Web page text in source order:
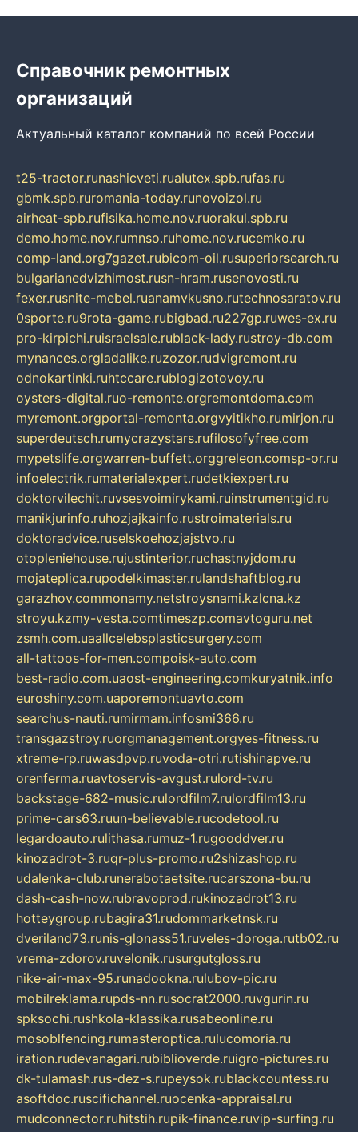
Справочник ремонтных
организаций
Актуальный каталог компаний по всей России
t25-tractor.runashicveti.rualutex.spb.rufas.ru
gbmk.spb.ruromania-today.runovoizol.ru
airheat-spb.rufisika.home.nov.ruorakul.spb.ru
demo.home.nov.rumnso.ruhome.nov.rucemko.ru
comp-land.org7gazet.rubicom-oil.rusuperiorsearch.ru
bulgarianedvizhimost.rusn-hram.rusenovosti.ru
fexer.rusnite-mebel.ruanamvkusno.rutechnosaratov.ru
0sporte.ru9rota-game.rubigbad.ru227gp.ruwes-ex.ru
pro-kirpichi.ruisraelsale.rublack-lady.rustroy-db.com
mynances.orgladalike.ruzozor.rudvigremont.ru
odnokartinki.ruhtccare.rublogizotovoy.ru
oysters-digital.ruo-remonte.orgremontdoma.com
myremont.orgportal-remonta.orgvyitikho.rumirjon.ru
superdeutsch.rumycrazystars.rufilosofyfree.com
mypetslife.orgwarren-buffett.orggreleon.comsp-or.ru
infoelectrik.rumaterialexpert.rudetkiexpert.ru
doktorvilechit.ruvsesvoimirykami.ruinstrumentgid.ru
manikjurinfo.ruhozjajkainfo.rustroimaterials.ru
doktoradvice.ruselskoehozjajstvo.ru
otopleniehouse.rujustinterior.ruchastnyjdom.ru
mojateplica.rupodelkimaster.rulandshaftblog.ru
garazhov.commonamy.netstroysnami.kzlcna.kz
stroyu.kzmy-vesta.comtimeszp.comavtoguru.net
zsmh.com.uaallcelebsplasticsurgery.com
all-tattoos-for-men.compoisk-auto.com
best-radio.com.uaost-engineering.comkuryatnik.info
euroshiny.com.uaporemontuavto.com
searchus-nauti.rumirmam.infosmi366.ru
transgazstroy.ruorgmanagement.orgyes-fitness.ru
xtreme-rp.ruwasdpvp.ruvoda-otri.rutishinapve.ru
orenferma.ruavtoservis-avgust.rulord-tv.ru
backstage-682-music.rulordfilm7.rulordfilm13.ru
prime-cars63.ruun-believable.rucodetool.ru
legardoauto.rulithasa.rumuz-1.rugooddver.ru
kinozadrot-3.ruqr-plus-promo.ru2shizashop.ru
udalenka-club.runerabotaetsite.rucarszona-bu.ru
dash-cash-now.rubravoprod.rukinozadrot13.ru
hotteygroup.rubagira31.rudommarketnsk.ru
dveriland73.runis-glonass51.ruveles-doroga.rutb02.ru
vrema-zdorov.ruvelonik.rusurgutgloss.ru
nike-air-max-95.runadookna.rulubov-pic.ru
mobilreklama.rupds-nn.rusocrat2000.ruvgurin.ru
spksochi.rushkola-klassika.rusabeonline.ru
mosoblfencing.rumasteroptica.rulucomoria.ru
iration.rudevanagari.rubiblioverde.ruigro-pictures.ru
dk-tulamash.rus-dez-s.rupeysok.rublackcountess.ru
asoftdoc.ruscifichannel.ruocenka-appraisal.ru
mudconnector.ruhitstih.rupik-finance.ruvip-surfing.ru